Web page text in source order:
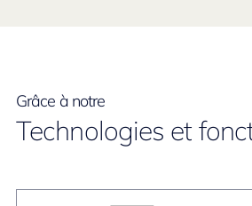
Grâce à notre
Technologies et